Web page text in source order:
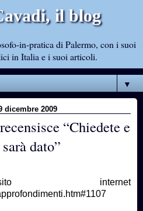
il blog
in-pratica di Palermo, con i suoi
in Italia e i suoi articoli.
▼
dicembre 2009
“Chiedete e
dato”
internet